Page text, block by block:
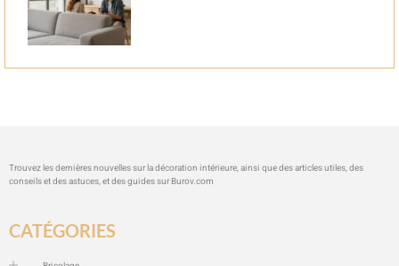
Trouvez les dernières nouvelles sur la décoration intérieure, ainsi que des articles utiles, des
conseils et des astuces, et des guides sur Burov.com
CATÉGORIES